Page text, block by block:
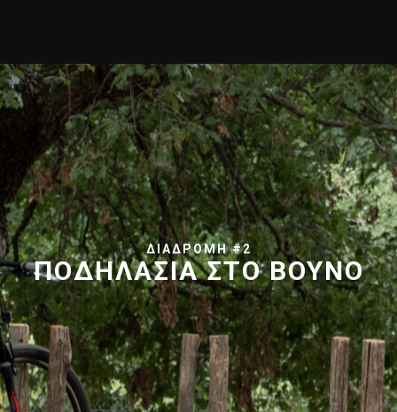
ΔΙΑΔΡΟΜΗ #2
ΠΟΔΗΛΑΣΙΑ ΣΤΟ ΒΟΥΝΟ